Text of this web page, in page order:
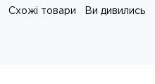
Схожі товари Ви дивились